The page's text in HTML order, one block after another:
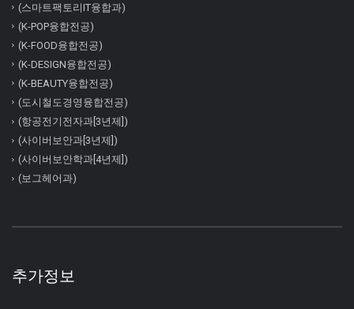
(스마트팩토리IT융합과)
(K-POP융합전공)
(K-FOOD융합전공)
(K-DESIGN융합전공)
(K-BEAUTY융합전공)
(도시철도경영융합전공)
(항공전기전자과[3년제])
(사이버보안과[3년제])
(사이버보안학과[4년제])
(보그헤어과)
추가정보